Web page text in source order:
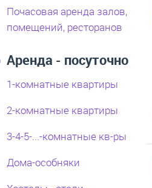
Почасовая аренда залов,
помещений, ресторанов
Аренда - посуточно
1-комнатные квартиры
2-комнатные квартиры
3-4-5-...-комнатные кв-ры
Дома-особняки